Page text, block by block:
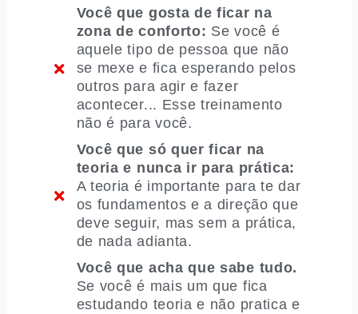
Você que gosta de ficar na
zona de conforto: Se você é
aquele tipo de pessoa que não
se mexe e fica esperando pelos
outros para agir e fazer
acontecer... Esse treinamento
não é para você.
Você que só quer ficar na
teoria e nunca ir para prática:
A teoria é importante para te dar
os fundamentos e a direção que
deve seguir, mas sem a prática,
de nada adianta.
Você que acha que sabe tudo.
Se você é mais um que fica
estudando teoria e não pratica e